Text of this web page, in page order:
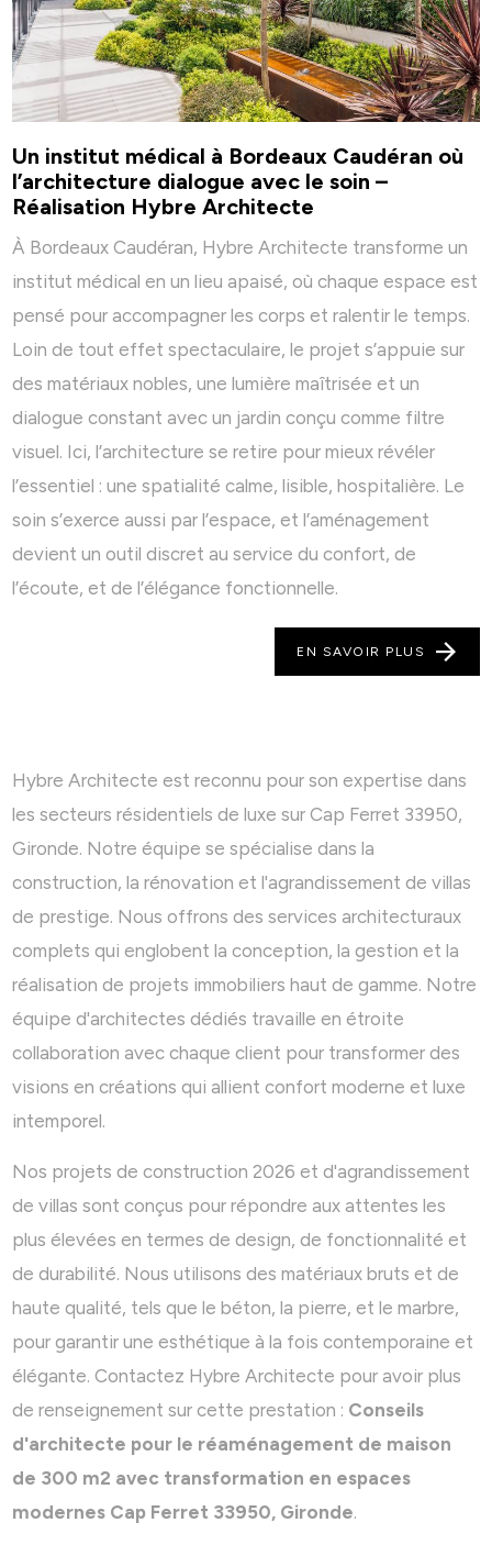
Un institut médical à Bordeaux Caudéran où
l’architecture dialogue avec le soin –
Réalisation Hybre Architecte
À Bordeaux Caudéran, Hybre Architecte transforme un
institut médical en un lieu apaisé, où chaque espace est
pensé pour accompagner les corps et ralentir le temps.
Loin de tout effet spectaculaire, le projet s’appuie sur
des matériaux nobles, une lumière maîtrisée et un
dialogue constant avec un jardin conçu comme filtre
visuel. Ici, l’architecture se retire pour mieux révéler
l’essentiel : une spatialité calme, lisible, hospitalière. Le
soin s’exerce aussi par l’espace, et l’aménagement
devient un outil discret au service du confort, de
l’écoute, et de l’élégance fonctionnelle.
EN SAVOIR PLUS
Hybre Architecte est reconnu pour son expertise dans
les secteurs résidentiels de luxe sur Cap Ferret 33950,
Gironde. Notre équipe se spécialise dans la
construction, la rénovation et l'agrandissement de villas
de prestige. Nous offrons des services architecturaux
complets qui englobent la conception, la gestion et la
réalisation de projets immobiliers haut de gamme. Notre
équipe d'architectes dédiés travaille en étroite
collaboration avec chaque client pour transformer des
visions en créations qui allient confort moderne et luxe
intemporel.
Nos projets de construction 2026 et d'agrandissement
de villas sont conçus pour répondre aux attentes les
plus élevées en termes de design, de fonctionnalité et
de durabilité. Nous utilisons des matériaux bruts et de
haute qualité, tels que le béton, la pierre, et le marbre,
pour garantir une esthétique à la fois contemporaine et
élégante. Contactez Hybre Architecte pour avoir plus
de renseignement sur cette prestation : Conseils
d'architecte pour le réaménagement de maison
de 300 m2 avec transformation en espaces
modernes Cap Ferret 33950, Gironde.